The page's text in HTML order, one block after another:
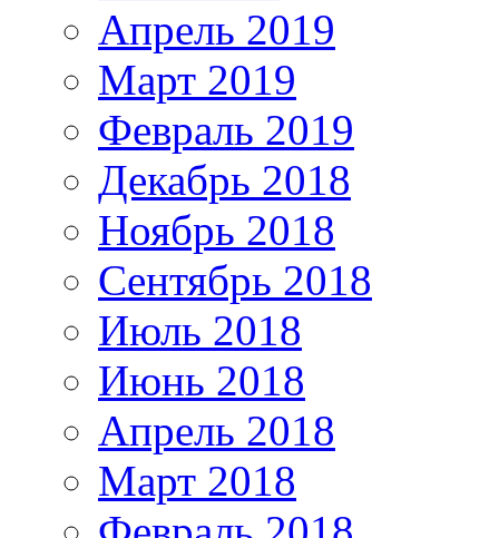
Апрель 2019
Март 2019
Февраль 2019
Декабрь 2018
Ноябрь 2018
Сентябрь 2018
Июль 2018
Июнь 2018
Апрель 2018
Март 2018